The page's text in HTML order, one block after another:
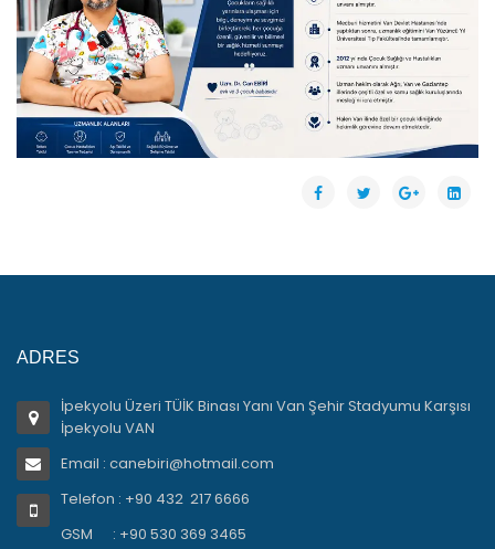
ADRES
İpekyolu Üzeri TÜİK Binası Yanı Van Şehir Stadyumu Karşısı
İpekyolu VAN
Email : canebiri@hotmail.com
Telefon : +90 432 217 6666
GSM : +90 530 369 3465